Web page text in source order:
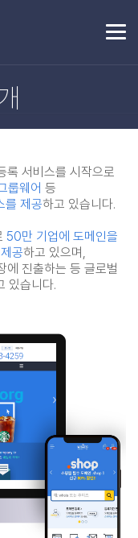
언론보도
서비스를 시작으로
룹웨어 등
를 제공하고 있습니다.
50만 기업에 도메인을
공하고 있으며,
에 진출하는 등 글로벌
있습니다.